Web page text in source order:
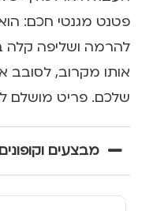
פטנט מגנטי חכם:
להרמה ושליפה קלה
אותו מקרוב, לסובב
שלכם. פריט מושלם
מבצעים